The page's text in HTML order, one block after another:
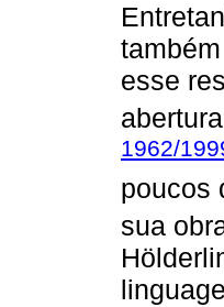
esse
1962/
poucos
sua